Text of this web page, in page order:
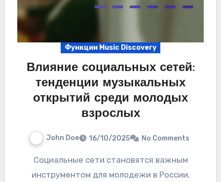
Функции Music Discovery
Влияние социальных сетей:
тенденции музыкальных
открытий среди молодых
взрослых
John Doe 16/10/2025 No Comments
Социальные сети становятся важным
инструментом для молодежи в России,